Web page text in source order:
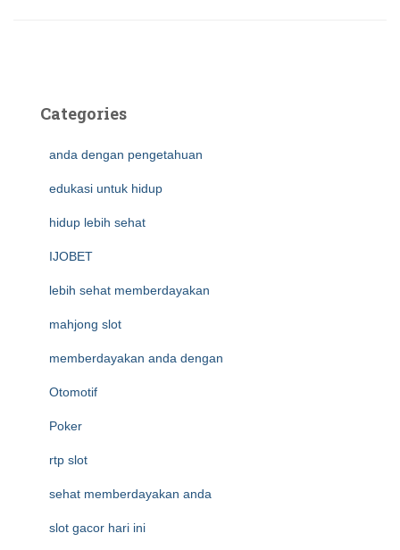
Categories
anda dengan pengetahuan
edukasi untuk hidup
hidup lebih sehat
IJOBET
lebih sehat memberdayakan
mahjong slot
memberdayakan anda dengan
Otomotif
Poker
rtp slot
sehat memberdayakan anda
slot gacor hari ini